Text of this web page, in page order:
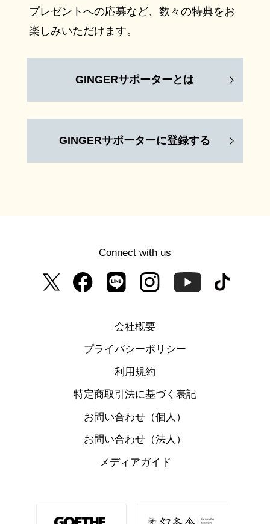
プレゼントへの応募など、数々の特典をお
楽しみいただけます。
GINGERサポーターとは
GINGERサポーターに登録する
Connect with us
会社概要
プライバシーポリシー
利用規約
特定商取引法に基づく表記
お問い合わせ（個人）
お問い合わせ（法人）
メディアガイド